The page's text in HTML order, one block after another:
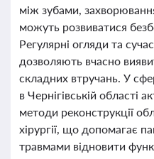
між зубами,
можуть розвиватися
Регулярні огляди та
дозволяють вчасно
складних втручань. У
в Чернігівській області
методи реконструкції
хірургії, що допомагає
травмами відновити